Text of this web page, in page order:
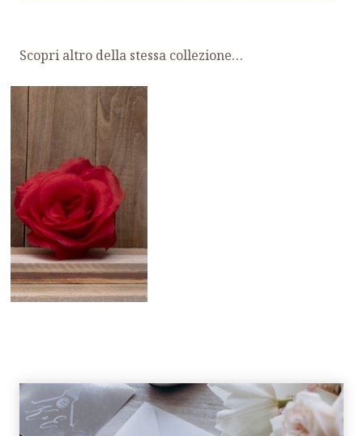
Scopri altro della stessa collezione…